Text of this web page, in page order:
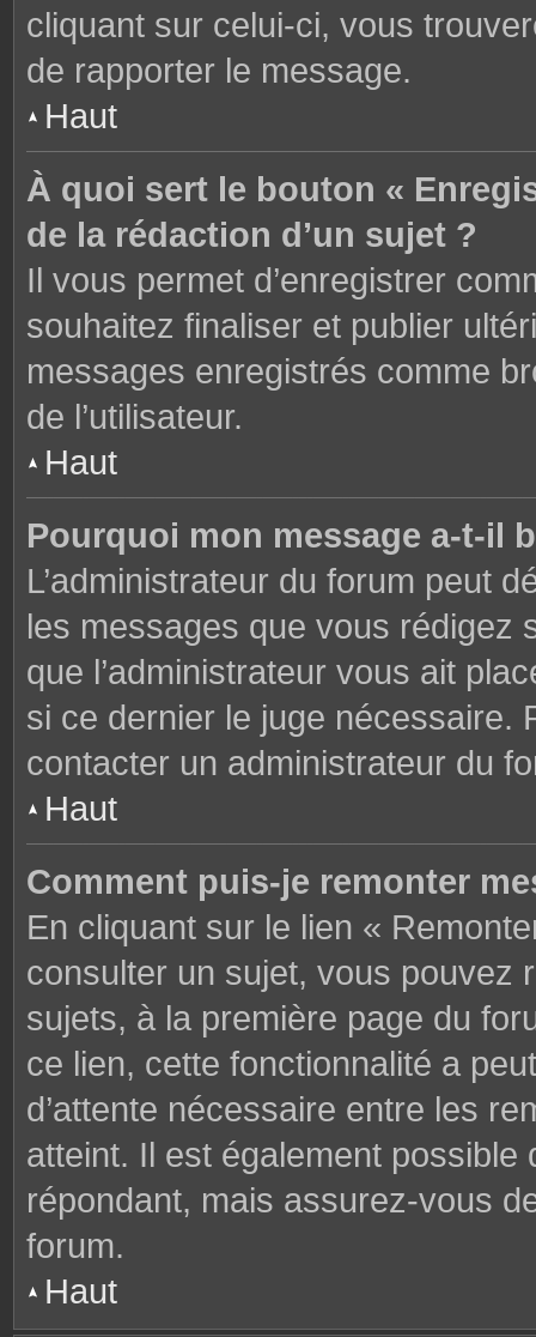
cliquant sur celui-ci, vous
de rapporter le message.
Haut
À quoi sert le bouton «
de la rédaction d’un sujet ?
Il vous permet d’enregistrer
souhaitez finaliser et publier
messages enregistrés comme
de l’utilisateur.
Haut
Pourquoi mon message a-t-il
L’administrateur du forum peut
les messages que vous rédigez
que l’administrateur vous ait
si ce dernier le juge nécessaire.
contacter un administrateur du
Haut
Comment puis-je remonter
En cliquant sur le lien «
consulter un sujet, vous pouvez
sujets, à la première page du
ce lien, cette fonctionnalité a
d’attente nécessaire entre les
atteint. Il est également
répondant, mais assurez-vous
forum.
Haut